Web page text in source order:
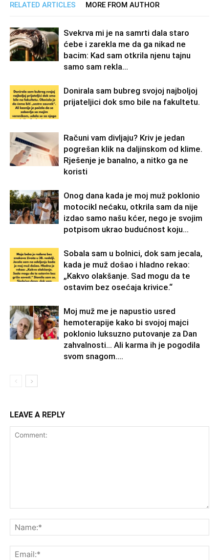
RELATED ARTICLES MORE FROM AUTHOR
Svekrva mi je na samrti dala staro
ćebe i zarekla me da ga nikad ne
bacim: Kad sam otkrila njenu tajnu
samo sam rekla...
Donirala sam bubreg svojoj najboljoj
prijateljici dok smo bile na fakultetu.
Računi vam divljaju? Kriv je jedan
pogrešan klik na daljinskom od klime.
Rješenje je banalno, a nitko ga ne
koristi
Onog dana kada je moj muž poklonio
motocikl nećaku, otkrila sam da nije
izdao samo našu kćer, nego je svojim
potpisom ukrao budućnost koju...
Sobala sam u bolnici, dok sam jecala,
kada je muž došao i hladno rekao:
„Kakvo olakšanje. Sad mogu da te
ostavim bez osećaja krivice.“
Moj muž me je napustio usred
hemoterapije kako bi svojoj majci
poklonio luksuzno putovanje za Dan
zahvalnosti… Ali karma ih je pogodila
svom snagom....
LEAVE A REPLY